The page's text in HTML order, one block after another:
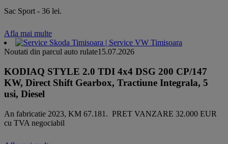
Sac Sport - 36 lei.
Afla mai multe
Noutati din parcul auto rulate15.07.2026
KODIAQ STYLE 2.0 TDI 4x4 DSG 200 CP/147
KW, Direct Shift Gearbox, Tractiune Integrala, 5
usi, Diesel
An fabricatie 2023, KM 67.181. PRET VANZARE 32.000 EUR
cu TVA negociabil